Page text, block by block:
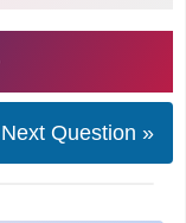
Next Question »